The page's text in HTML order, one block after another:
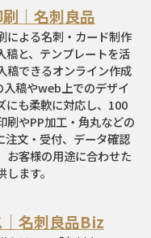
｜名刺良品
による名刺・カード制作
稿と、テンプレートを活
稿できるオンライン作成
稿やweb上でのデザイ
にも柔軟に対応し、100
刷やPP加工・角丸などの
注文・受付、データ確認
お客様の用途に合わせた
ます。
名刺良品Biz